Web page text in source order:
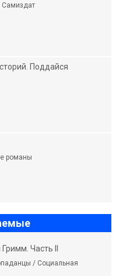
Самиздат
Поддайся
романы
Часть II
/ Социальная